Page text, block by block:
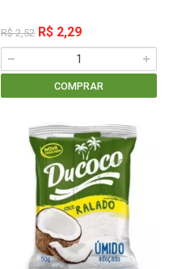
R$ 2,52 R$ 2,29
COMPRAR